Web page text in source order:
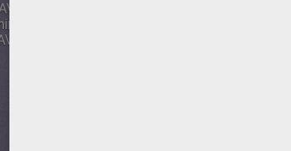
con la fábrica para colorear, y guárdalo
Juegos de unir puntos NAVIDAD ¡Vuélvete
según te guíe tu creatividad! ¡No